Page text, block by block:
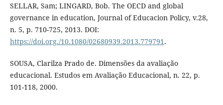
SELLAR, Sam; LINGARD, Bob. The OECD and global
governance in education, Journal of Educacion Policy, v.28,
n. 5, p. 710-725, 2013. DOI:
https://doi.org./10.1080/02680939.2013.779791.
SOUSA, Clarilza Prado de. Dimensões da avaliação
educacional. Estudos em Avaliação Educacional, n. 22, p.
101-118, 2000.